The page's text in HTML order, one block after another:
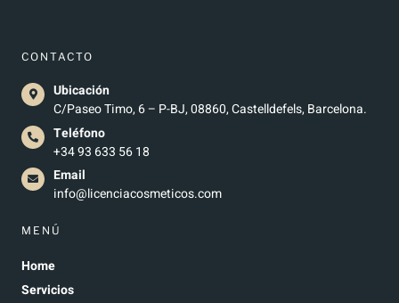
CONTACTO
Ubicación
C/Paseo Timo, 6 – P-BJ, 08860, Castelldefels, Barcelona.
Teléfono
+34 93 633 56 18
Email
info@licenciacosmeticos.com
MENÚ
Home
Servicios